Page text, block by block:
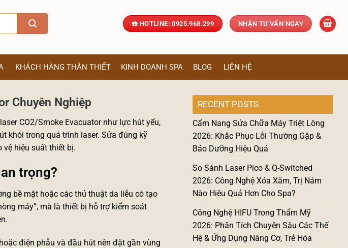
☎️ HOTLINE: 0925.968.299 NHẬN TƯ VẤN NGAY
KHÁCH HÀNG THÂN THIẾT KINH DOANH SPA BLOG LIÊN HỆ
Chuyên Nghiệp
CO2/Smoke Evacuator như lực hút yếu,
khói trong quá trình laser. Sửa đúng kỹ
hiệu suất thiết bị.
trọng?
bề mặt hoặc các thủ thuật da liễu có tạo
máy”, mà là thiết bị hỗ trợ kiểm soát
điện phẫu và đầu hút nên đặt gần vùng
RECENT POSTS
Cẩm Nang Sửa Chữa Máy Triệt Lông
2026: Khắc Phục Lỗi Thường Gặp &
Bảo Dưỡng Hiệu Quả
So Sánh Laser Pico & Q-Switched
2026: Công Nghệ Xóa Xăm, Trị Nám
Nào Hiệu Quả Hơn Cho Spa?
Công Nghệ HIFU Trong Thẩm Mỹ
2026: Phân Tích Chuyên Sâu Các Thế
Hệ & Ứng Dụng Nâng Cơ, Trẻ Hóa